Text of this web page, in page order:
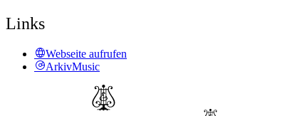
Links
Webseite aufrufen
ArkivMusic